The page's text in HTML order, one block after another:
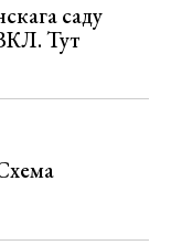
саду
Тут